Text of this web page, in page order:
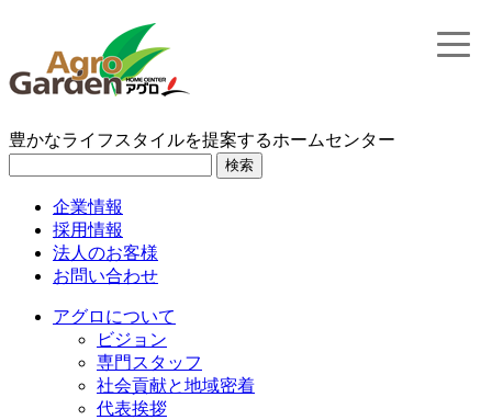
豊かなライフスタイルを提案するホームセンター
検索
企業情報
採用情報
法人のお客様
お問い合わせ
アグロについて
ビジョン
専門スタッフ
社会貢献と地域密着
代表挨拶
toggle